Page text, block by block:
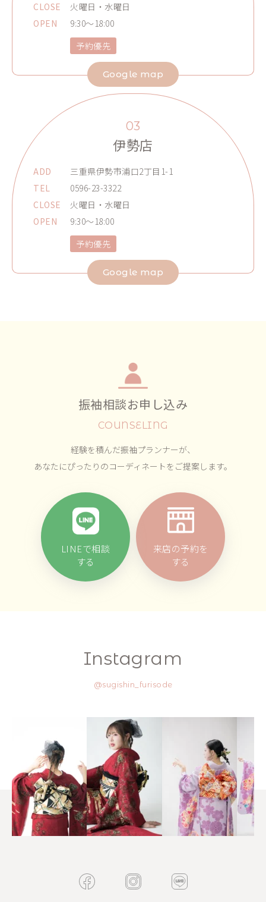
CLOSE
火曜日・水曜日
OPEN
9:30～18:00
予約優先
Google map
03
伊勢店
ADD
三重県伊勢市浦口2丁目1-1
TEL
0596-23-3322
CLOSE
火曜日・水曜日
OPEN
9:30～18:00
予約優先
Google map
来店の予約を
する
振袖相談お申し込み
COUNSELING
経験を積んだ振袖プランナーが、
あなたにぴったりのコーディネートをご提案します。
LINEで相談
する
Instagram
@sugishin_furisode